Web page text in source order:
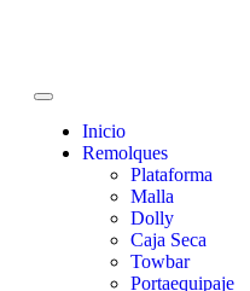
Inicio
Remolques
Plataforma
Malla
Dolly
Caja Seca
Towbar
Portaequipaje